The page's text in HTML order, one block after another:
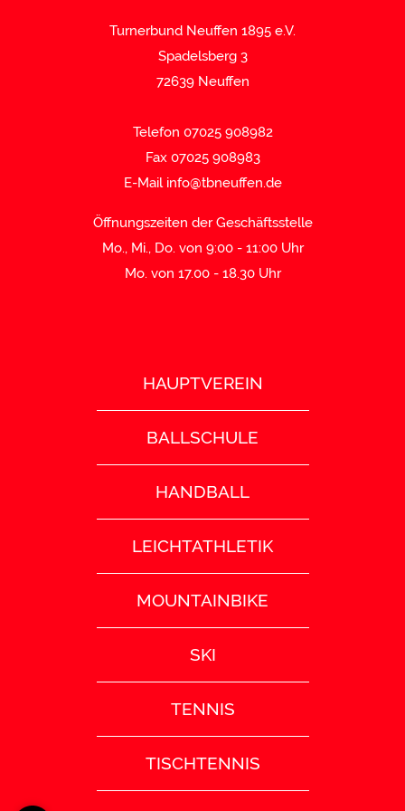
Turnerbund Neuffen 1895 e.V.
Spadelsberg 3
72639 Neuffen
Telefon 07025 908982
Fax 07025 908983
E-Mail info@tbneuffen.de
Öffnungszeiten der Geschäftsstelle
Mo., Mi., Do. von 9:00 - 11:00 Uhr
Mo. von 17.00 - 18.30 Uhr
HAUPTVEREIN
BALLSCHULE
HANDBALL
LEICHTATHLETIK
MOUNTAINBIKE
SKI
TENNIS
TISCHTENNIS